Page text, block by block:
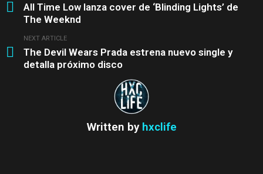
moreAll Time Low lanza cover de ‘Blinding Lights’ de
The Weeknd
NEXT ARTICLE
The Devil Wears Prada estrena nuevo single y
detalla próximo disco
Written by hxclife